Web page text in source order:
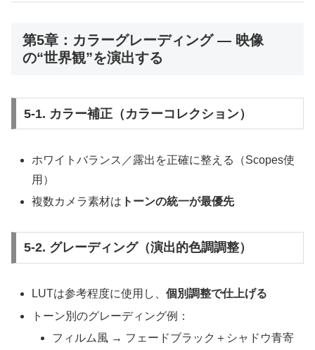
第5章：カラーグレーディング ― 映像
の“世界観”を演出する
5-1. カラー補正（カラーコレクション）
ホワイトバランス／露出を正確に整える（Scopes使
用）
複数カメラ素材は トーンの統一が最優先
5-2. グレーディング（演出的色調調整）
LUTは参考程度に使用し、個別調整で仕上げる
トーン別のグレーディング例：
フィルム風 → フェードブラック＋シャドウ青寄